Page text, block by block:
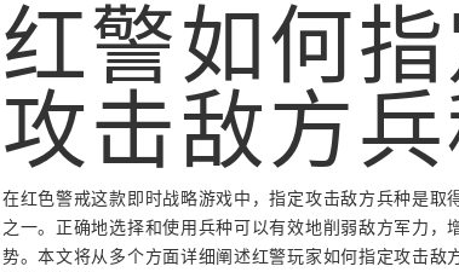
红警如何
攻击敌方
在红色警戒这款即时战略游戏中，指定攻击敌方兵种是取
之一。正确地选择和使用兵种可以有效地削弱敌方军力，
势。本文将从多个方面详细阐述红警玩家如何指定攻击敌